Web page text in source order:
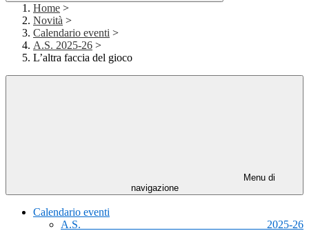
Home >
Novità >
Calendario eventi >
A.S. 2025-26 >
L’altra faccia del gioco
Menu di
navigazione
Calendario eventi
A.S. 2025-26